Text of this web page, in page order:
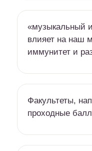
«музыкальный
влияет на наш
иммунитет и
Факультеты,
проходные